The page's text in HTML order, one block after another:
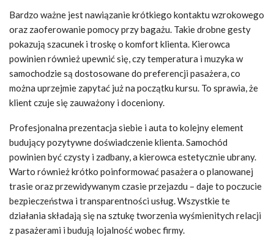
Bardzo ważne jest nawiązanie krótkiego kontaktu wzrokowego
oraz zaoferowanie pomocy przy bagażu. Takie drobne gesty
pokazują szacunek i troskę o komfort klienta. Kierowca
powinien również upewnić się, czy temperatura i muzyka w
samochodzie są dostosowane do preferencji pasażera, co
można uprzejmie zapytać już na początku kursu. To sprawia, że
klient czuje się zauważony i doceniony.
Profesjonalna prezentacja siebie i auta to kolejny element
budujący pozytywne doświadczenie klienta. Samochód
powinien być czysty i zadbany, a kierowca estetycznie ubrany.
Warto również krótko poinformować pasażera o planowanej
trasie oraz przewidywanym czasie przejazdu – daje to poczucie
bezpieczeństwa i transparentności usług. Wszystkie te
działania składają się na sztukę tworzenia wyśmienitych relacji
z pasażerami i budują lojalność wobec firmy.